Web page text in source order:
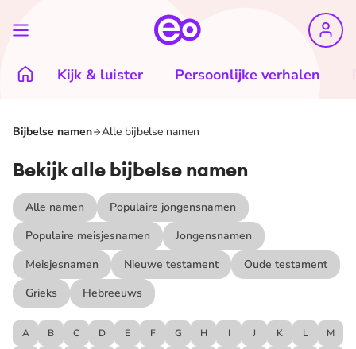
Kijk & luister Persoonlijke verhalen
Bijbelse namen Alle bijbelse namen
Bekijk alle bijbelse namen
Alle namen
Populaire jongensnamen
Populaire meisjesnamen
Jongensnamen
Meisjesnamen
Nieuwe testament
Oude testament
Grieks
Hebreeuws
A B C D E F G H I J K L
M